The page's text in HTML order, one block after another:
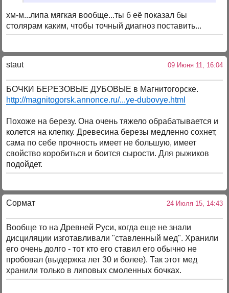
хм-м...липа мягкая вообще...ты б её показал бы
столярам каким, чтобы точный диагноз поставить...
staut 09 Июня 11, 16:04
БОЧКИ БЕРЕЗОВЫЕ ДУБОВЫЕ в Магнитогорске.
http://magnitogorsk.annonce.ru/...ye-dubovye.html
Похоже на березу. Она очень тяжело обрабатывается и
колется на клепку. Древесина березы медленно сохнет,
сама по себе прочность имеет не большую, имеет
свойство коробиться и боится сырости. Для рыжиков
подойдет.
Сормат 24 Июля 15, 14:43
Вообще то на Древней Руси, когда еще не знали
дисциляции изготавливали "ставленный мед". Хранили
его очень долго - тот кто его ставил его обычно не
пробовал (выдержка лет 30 и более). Так этот мед
хранили только в липовых смоленных бочках.